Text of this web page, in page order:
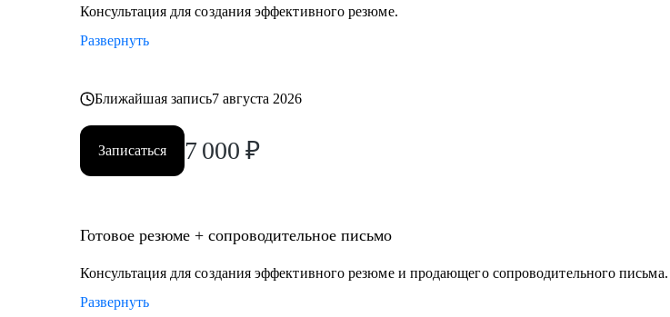
директор (CEO, CFO, COO) и др.
• Торговля: электронная коммерция, ТПС, розничная торговля (e-com, FMCG, retail).
Я создаю высококачественный продукт, основываясь на индивидуальном подходе, детальном
изучении потребностей клиента, глубоком уровне экспертизы и искреннем отношении к людям.
Консультация для создания эффективного резюме.
Развернуть
Ближайшая запись7 августа 2026
Записаться 7 000 ₽
Готовое резюме + сопроводительное письмо
Консультация для создания эффективного резюме и продающего сопроводительного письма.
Развернуть